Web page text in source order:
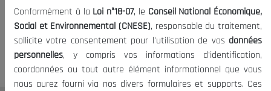
Nous vous prions de nous
excuser, mais l'accès à ce
contenu est restreint.
Conformément à la Loi n°18-07, le Conseil National Économique,
Social et Environnemental (CNESE), responsable du traitement,
sollicite votre consentement pour l'utilisation de vos données
personnelles, y compris vos informations d'identification,
coordonnées ou tout autre élément informationnel que vous
nous aurez fourni via nos divers formulaires et supports. Ces